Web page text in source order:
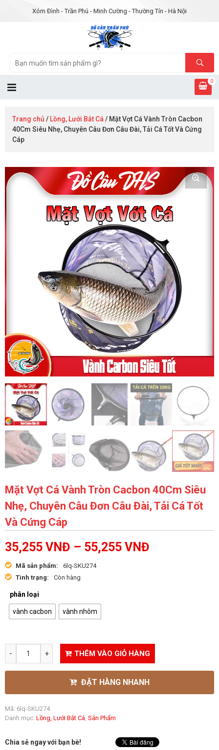
Xóm Đình - Trần Phú - Minh Cường - Thường Tín - Hà Nội
0
Trang chủ / Lồng, Lưới Bắt Cá / Mặt Vợt Cá Vành Tròn Cacbon
40Cm Siêu Nhẹ, Chuyên Câu Đơn Câu Đài, Tải Cá Tốt Và Cứng
Cáp
Mặt Vợt Cá Vành Tròn Cacbon 40Cm Siêu
Nhẹ, Chuyên Câu Đơn Câu Đài, Tải Cá Tốt
Và Cứng Cáp
35,255 VNĐ – 55,255 VNĐ
Mã sản phẩm:
6lq-SKU274
Tình trạng:
Còn hàng
phân loại
vành cacbon vành nhôm
THÊM VÀO GIỎ HÀNG
ĐẶT HÀNG NHANH
Mã: 6lq-SKU274
Danh mục: Lồng, Lưới Bắt Cá, Sản Phẩm
Chia sẻ ngay với bạn bè!